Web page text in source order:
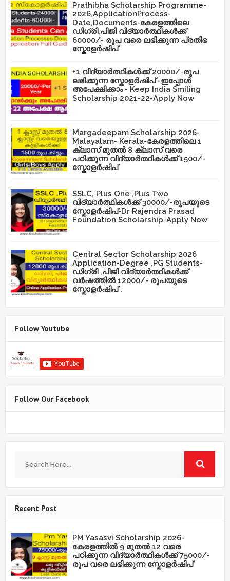
Prathibha Scholarship Programme-
2026,ApplicationProcess-
Date,Documents-കേരളത്തിലെ
ഡിഗ്രി,പിജി വിദ്യാർത്ഥികൾക്ക്
60000/- രൂപ വരെ ലഭിക്കുന്ന പ്രതിഭ
സ്കോളർഷിപ്
+1 വിദ്യാർത്ഥികൾക്ക് 20000/-രൂപ
ലഭിക്കുന്ന സ്കോളർഷിപ് -ഇപ്പോൾ
അപേക്ഷിക്കാം - Keep India Smiling
Scholarship 2021-22-Apply Now
Margadeepam Scholarship 2026-
Malayalam- Kerala-കേരളത്തിലെ 1
ക്ലാസ് മുതൽ 8 ക്ലാസ് വരെ
പഠിക്കുന്ന വിദ്യാർത്ഥികൾക്ക് 1500/-
സ്കോളർഷിപ്
SSLC, Plus One ,Plus Two
വിദ്യാർത്ഥികൾക്ക് 30000/-രൂപയുടെ
സ്കോളർഷിപ്-Dr Rajendra Prasad
Foundation Scholarship-Apply Now
Central Sector Scholarship 2026
Application-Degree ,PG Students-
ഡിഗ്രി ,പിജി വിദ്യാർത്ഥികൾക്ക്
വർഷത്തിൽ 12000/- രൂപയുടെ
സ്കോളർഷിപ് ,
Follow Youtube
Follow Our Facebook
Recent Post
PM Yasasvi Scholarship 2026-
കേരളത്തിൽ 9 മുതൽ 12 വരെ
പഠിക്കുന്ന വിദ്യാർത്ഥികൾക്ക് 75000/-
രൂപ വരെ ലഭിക്കുന്ന സ്കോളർഷിപ്